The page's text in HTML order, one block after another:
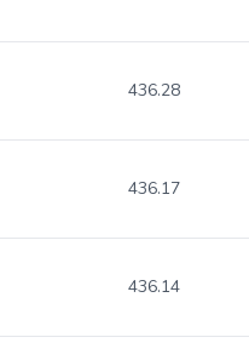
436.28
436.17
436.14